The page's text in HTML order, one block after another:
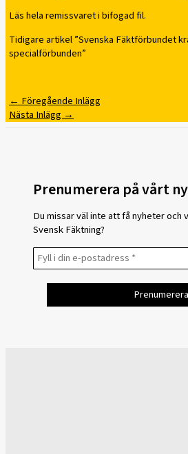
Läs hela remissvaret i bifogad fil.
Tidigare artikel ”Svenska Fäktförbundet
specialförbunden”
← Föregående Inlägg
Nästa Inlägg →
Prenumerera på vårt
Du missar väl inte att få nyheter och
Svensk Fäktning?